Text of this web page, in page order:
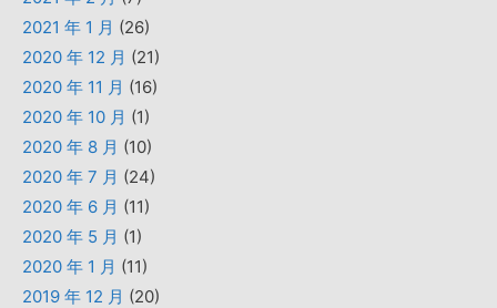
2021 年 1 月 (26)
2020 年 12 月 (21)
2020 年 11 月 (16)
2020 年 10 月 (1)
2020 年 8 月 (10)
2020 年 7 月 (24)
2020 年 6 月 (11)
2020 年 5 月 (1)
2020 年 1 月 (11)
2019 年 12 月 (20)